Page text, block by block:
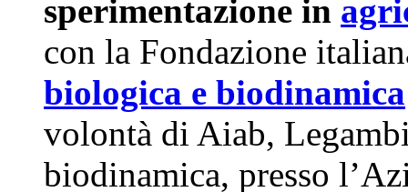
sperimentazione in
con la Fondazione
biologica e biodinamica
volontà di Aiab,
biodinamica, presso